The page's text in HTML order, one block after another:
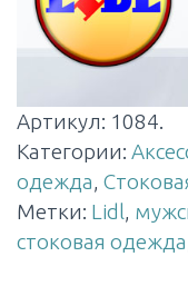
Артикул: 1084.
Категории:
одежда,
Метки: Lidl,
стоковая одежда